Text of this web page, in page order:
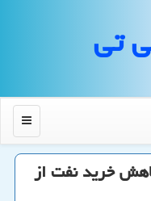
تی
منو
خرید نفت از